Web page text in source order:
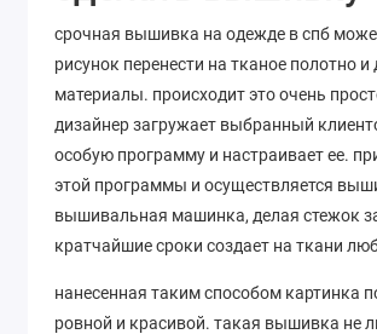
срочная вышивка на одежде в спб
рисунок перенести на тканое полотно и
материалы. происходит это очень
дизайнер загружает выбранный
особую программу и настраивает ее.
этой программы и осуществляется
вышивальная машинка, делая стежок
кратчайшие сроки создает на ткани
нанесенная таким способом картинка
ровной и красивой. такая вышивка не